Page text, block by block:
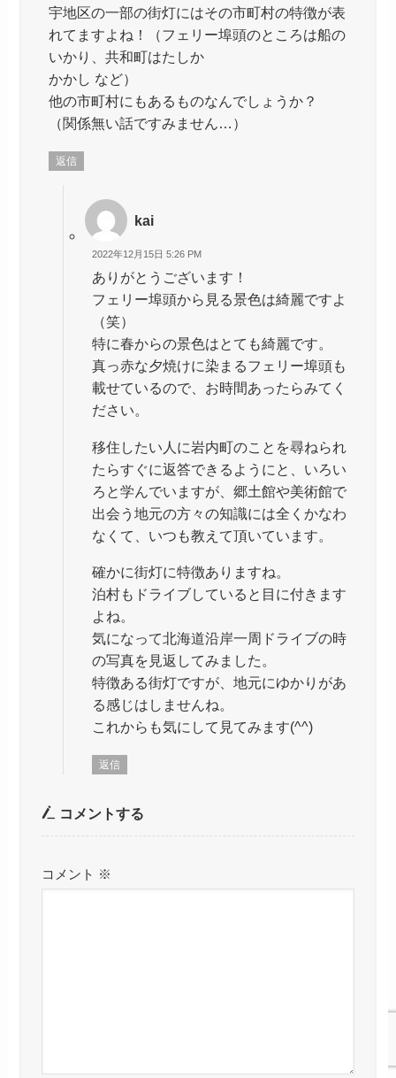
宇地区の一部の街灯にはその市町村の特徴が表
れてますよね！（フェリー埠頭のところは船の
いかり、共和町はたしか
かかし など）
他の市町村にもあるものなんでしょうか？
（関係無い話ですみません…）
返信
kai
2022年12月15日 5:26 PM
ありがとうございます！
フェリー埠頭から見る景色は綺麗ですよ
（笑）
特に春からの景色はとても綺麗です。
真っ赤な夕焼けに染まるフェリー埠頭も
載せているので、お時間あったらみてく
ださい。
移住したい人に岩内町のことを尋ねられ
たらすぐに返答できるようにと、いろい
ろと学んでいますが、郷土館や美術館で
出会う地元の方々の知識には全くかなわ
なくて、いつも教えて頂いています。
確かに街灯に特徴ありますね。
泊村もドライブしていると目に付きます
よね。
気になって北海道沿岸一周ドライブの時
の写真を見返してみました。
特徴ある街灯ですが、地元にゆかりがあ
る感じはしませんね。
これからも気にして見てみます(^^)
返信
コメントする
コメント ※